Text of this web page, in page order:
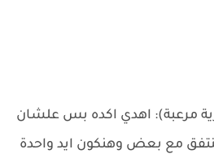
مرعبة): اهدي اكده بس علشان
مع بعض وهنكون ايد واحدة